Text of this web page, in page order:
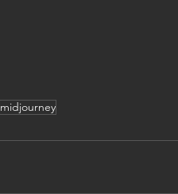
midjourney